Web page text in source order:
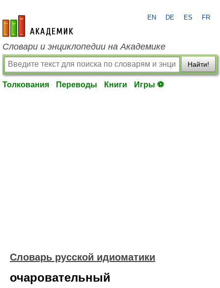
academic.ru
EN DE ES FR
Словари и энциклопедии на Академике
Найти!
Толкования Переводы Книги Игры ⚽
Словарь русской идиоматики
очаровательный